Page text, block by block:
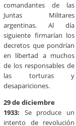
comandantes de las
Juntas Militares
argentinas. Al día
siguiente firmarían los
decretos que pondrían
en libertad a muchos
de los responsables de
las torturas y
desapariciones.
29 de diciembre
1933: Se produce un
intento de revolución